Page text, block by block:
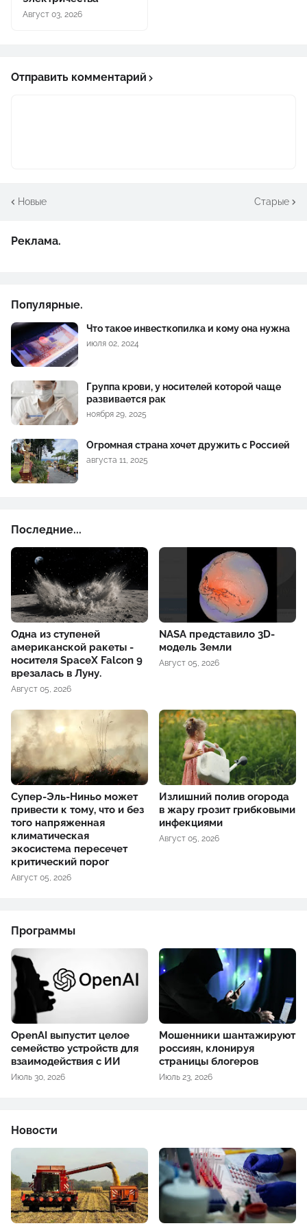
Август 03, 2026
Отправить комментарий
Новые Старые
Реклама.
Популярные.
Что такое инвесткопилка и кому она нужна
июля 02, 2024
Группа крови, у носителей которой чаще
развивается рак
ноября 29, 2025
Огромная страна хочет дружить с Россией
августа 11, 2025
Последние...
Одна из ступеней
американской ракеты -
носителя SpaceX Falcon 9
врезалась в Луну.
Август 05, 2026
NASA представило 3D-
модель Земли
Август 05, 2026
Супер-Эль-Ниньо может
привести к тому, что и без
того напряженная
климатическая
экосистема пересечет
критический порог
Август 05, 2026
Излишний полив огорода
в жару грозит грибковыми
инфекциями
Август 05, 2026
Программы
OpenAI выпустит целое
семейство устройств для
взаимодействия с ИИ
Июль 30, 2026
Мошенники шантажируют
россиян, клонируя
страницы блогеров
Июль 23, 2026
Новости